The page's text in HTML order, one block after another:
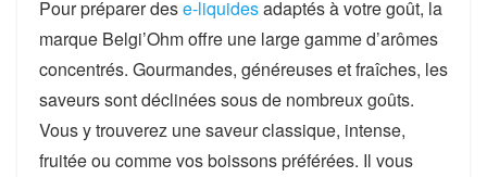
Pour préparer dese-liquidesadaptés à votre goût, la
marque Belgi’Ohm offre une large gamme d’arômes
concentrés. Gourmandes, généreuses et fraîches, les
saveurs sont déclinées sous de nombreux goûts.
Vous y trouverez une saveur classique, intense,
fruitée ou comme vos boissons préférées. Il vous